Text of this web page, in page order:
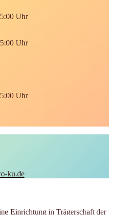
Uhr
Uhr
Uhr
ku.de
Einrichtung in Trägerschaft der